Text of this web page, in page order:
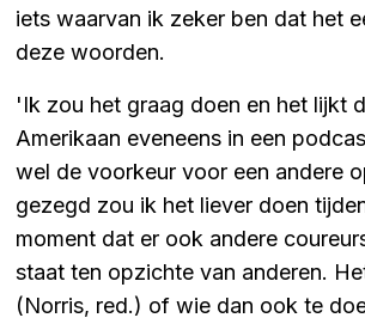
iets waarvan ik zeker ben dat het
deze woorden.
'Ik zou het graag doen en het lijkt
Amerikaan eveneens in een
wel de voorkeur voor een andere
gezegd zou ik het liever doen
moment dat er ook andere
staat ten opzichte van anderen.
(Norris, red.) of wie dan ook te